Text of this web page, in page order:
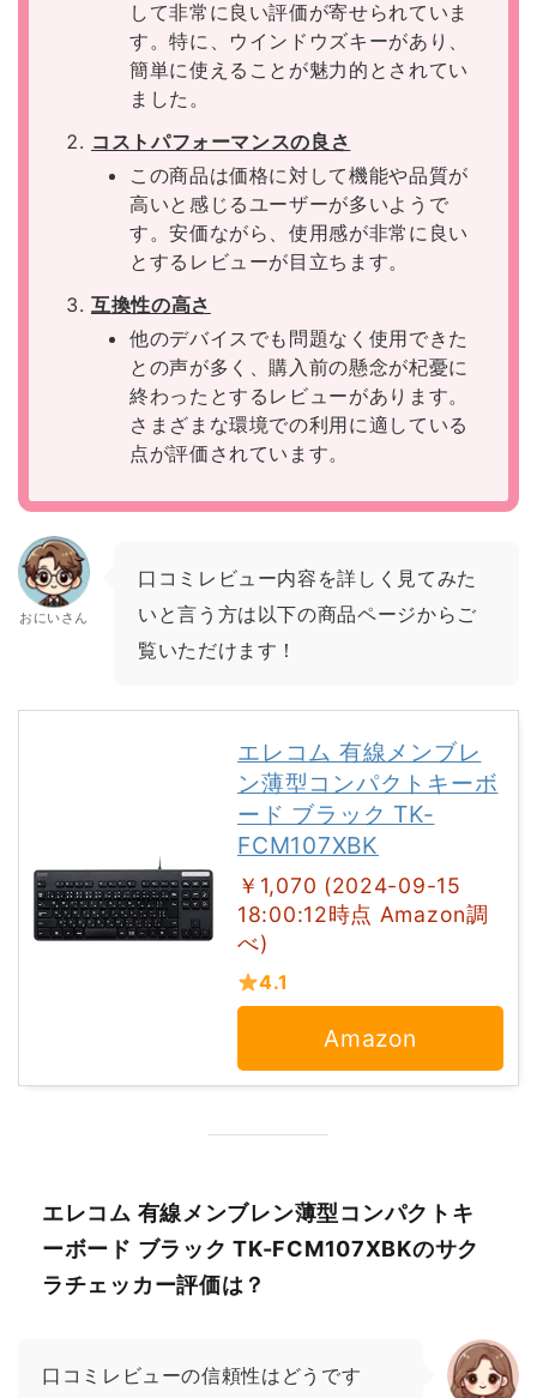
して非常に良い評価が寄せられていま
す。特に、ウインドウズキーがあり、
簡単に使えることが魅力的とされてい
ました。
コストパフォーマンスの良さ
この商品は価格に対して機能や品質が
高いと感じるユーザーが多いようで
す。安価ながら、使用感が非常に良い
とするレビューが目立ちます。
互換性の高さ
他のデバイスでも問題なく使用できた
との声が多く、購入前の懸念が杞憂に
終わったとするレビューがあります。
さまざまな環境での利用に適している
点が評価されています。
おにいさん
口コミレビュー内容を詳しく見てみた
いと言う方は以下の商品ページからご
覧いただけます！
エレコム 有線メンブレ
ン薄型コンパクトキーボ
ード ブラック TK-
FCM107XBK
￥1,070 (2024-09-15
18:00:12時点 Amazon調
べ)
4.1
Amazon
エレコム 有線メンブレン薄型コンパクトキ
ーボード ブラック TK-FCM107XBKのサク
ラチェッカー評価は？
口コミレビューの信頼性はどうです